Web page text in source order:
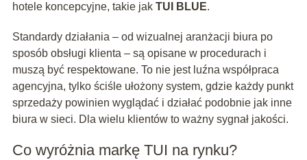
hotele koncepcyjne, takie jak TUI BLUE.
Standardy działania – od wizualnej aranżacji biura po
sposób obsługi klienta – są opisane w procedurach i
muszą być respektowane. To nie jest luźna współpraca
agencyjna, tylko ściśle ułożony system, gdzie każdy punkt
sprzedaży powinien wyglądać i działać podobnie jak inne
biura w sieci. Dla wielu klientów to ważny sygnał jakości.
Co wyróżnia markę TUI na rynku?